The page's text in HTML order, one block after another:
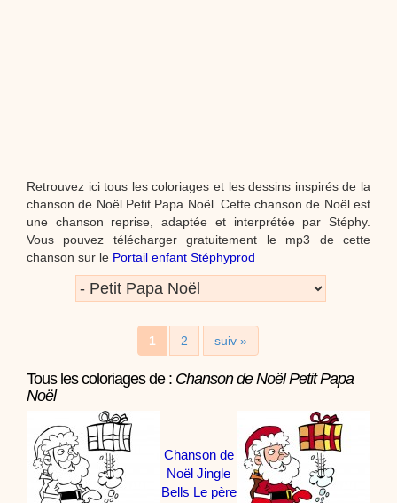
Vidéos Stéphyprod:Chansons de Noël, 21 minutes de
dessins animésDessins animés traditionnelsDes chansons de
productions de Noël sans interruption de pub. un petit
moment de tranquillité pour votre enfant ou pour les
parents !!! De la première note de musique au dernier
Proposer une vidéo
Retrouvez ici tous les coloriages et les dessins inspirés de la
chanson de Noël Petit Papa Noël. Cette chanson de Noël est
une chanson reprise, adaptée et interprétée par Stéphy.
Vous pouvez télécharger gratuitement le mp3 de cette
chanson sur le Portail enfant Stéphyprod
1 2 suiv »
Tous les coloriages de : Chanson de Noël Petit Papa
Noël
Chanson de
Noël Jingle
Bells Le père